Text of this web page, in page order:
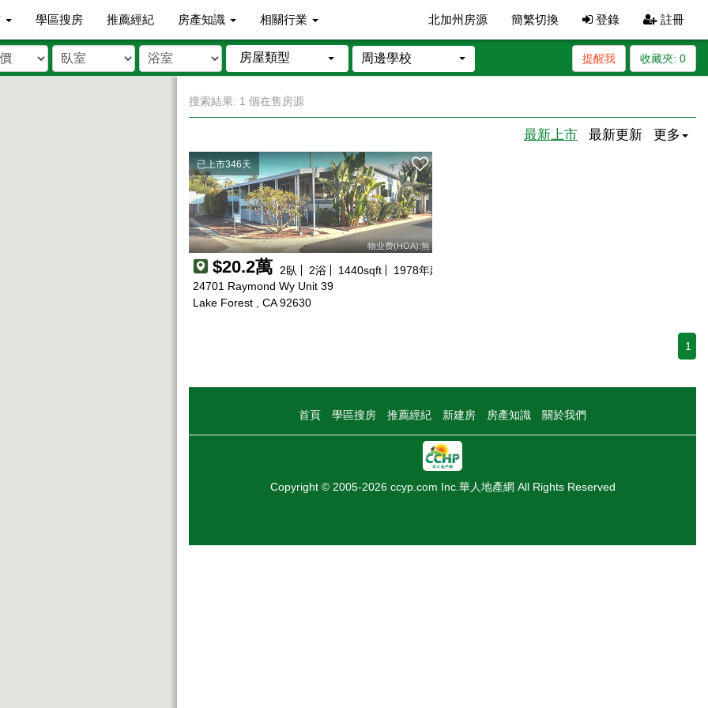
學區搜房 推薦經紀 房產知識 相關行業 北加州房源 簡繁切換 登錄 註冊
房屋類型 周邊學校 收藏夾: 0
提醒我
搜索結果: 1 個在售房源
最新上市 最新更新 更多
已上市346天
物业费(HOA):無
$20.2萬 2臥 2浴 1440sqft 1978年建
24701 Raymond Wy Unit 39
Lake Forest , CA 92630
1
首頁 學區搜房 推薦經紀 新建房 房產知識 關於我們
Copyright © 2005-2026 ccyp.com Inc.華人地產網 All Rights Reserved